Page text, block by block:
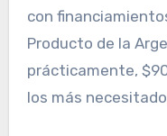
con
Producto de la
prácticamente,
los más